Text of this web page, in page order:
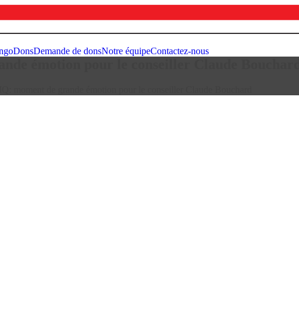
DonsDemande de donsNotre équipeContactez-nous